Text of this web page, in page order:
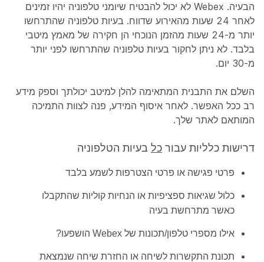
הבעיה. Webex לא יכול להבטיח שיומני טלפוניה יהיו זמינים
לאחר 24 שעות מהאירוע שדווח. בעיות טלפוניה שהתרחשו
יותר מ-24 שעות מהזמן הנוכחי הן חקירה של מאמץ מיטבי
בלבד. לא ניתן לחקור בעיות טלפוניה שהתרחשו לפני יותר
מ-30 יום.
השלם את התבנית המתאימה להלן למיטב יכולתך וספק מידע
רב ככל האפשר. לאחר איסוף המידע, פנה לצוות התמיכה
המותאם לאתר שלך.
דרישות כלליות עבור כל בעיות הטלפוניה
פרטי פגישה או פרטי הצטרפות לשמע בלבד
כלול שגיאות ספציפיות או הנחיות קוליות שהתקבלו
כאשר מתרחשת בעיה
אילו מספרי טלפון/תכונות של Webex הושפעו?
תכונת התקשרות לשיחה או החזרת שיחה שנמצאת